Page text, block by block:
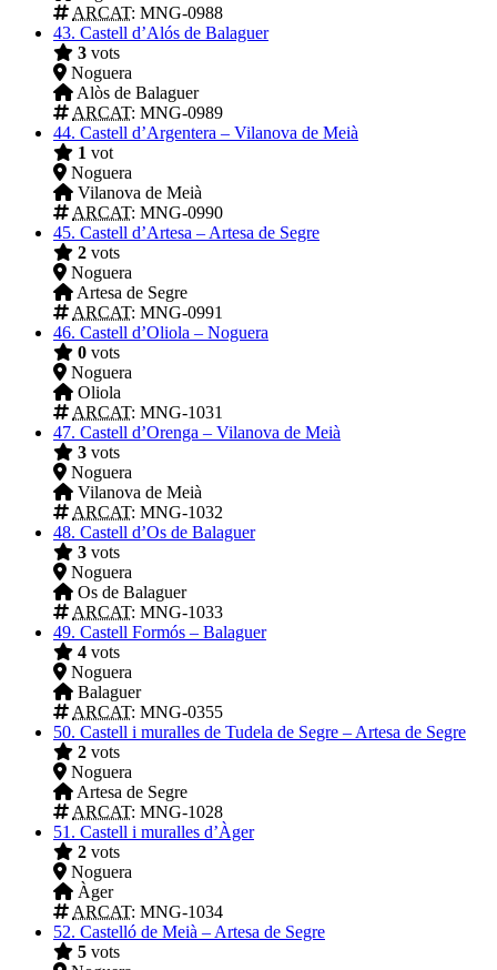
ARCAT: MNG-0988
43. Castell d’Alós de Balaguer
3 vots
Noguera
Alòs de Balaguer
ARCAT: MNG-0989
44. Castell d’Argentera – Vilanova de Meià
1 vot
Noguera
Vilanova de Meià
ARCAT: MNG-0990
45. Castell d’Artesa – Artesa de Segre
2 vots
Noguera
Artesa de Segre
ARCAT: MNG-0991
46. Castell d’Oliola – Noguera
0 vots
Noguera
Oliola
ARCAT: MNG-1031
47. Castell d’Orenga – Vilanova de Meià
3 vots
Noguera
Vilanova de Meià
ARCAT: MNG-1032
48. Castell d’Os de Balaguer
3 vots
Noguera
Os de Balaguer
ARCAT: MNG-1033
49. Castell Formós – Balaguer
4 vots
Noguera
Balaguer
ARCAT: MNG-0355
50. Castell i muralles de Tudela de Segre – Artesa de Segre
2 vots
Noguera
Artesa de Segre
ARCAT: MNG-1028
51. Castell i muralles d’Àger
2 vots
Noguera
Àger
ARCAT: MNG-1034
52. Castelló de Meià – Artesa de Segre
5 vots